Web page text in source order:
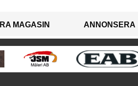
MAGASIN ANNONSERA